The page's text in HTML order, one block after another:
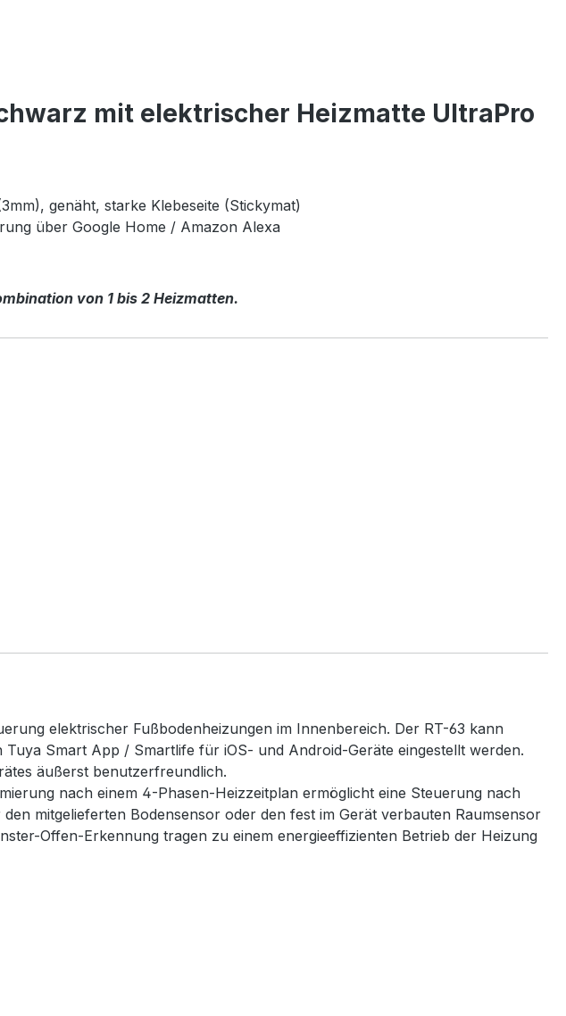
mit elektrischer Heizmatte UltraPro
genäht, starke Klebeseite (Stickymat)
über Google Home / Amazon Alexa
von 1 bis 2 Heizmatten.
elektrischer Fußbodenheizungen im Innenbereich. Der RT-63 kann
Smart App / Smartlife für iOS- und Android-Geräte eingestellt werden.
äußerst benutzerfreundlich.
nach einem 4-Phasen-Heizzeitplan ermöglicht eine Steuerung nach
mitgelieferten Bodensensor oder den fest im Gerät verbauten Raumsensor
Offen-Erkennung tragen zu einem energieeffizienten Betrieb der Heizung